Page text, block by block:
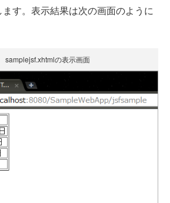
す。表示結果は次の画面のように
の表示画面